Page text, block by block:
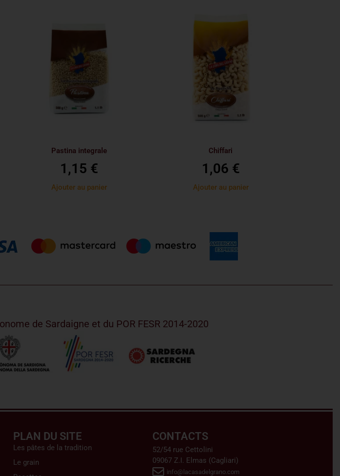
Pastina integrale
1,15 €
Ajouter au panier
Chiffari
1,06 €
Ajouter au panier
de Sardaigne et du POR FESR 2014-2020
PLAN DU SITE
Les pâtes de la tradition
Le grain
CONTACTS
52/54 rue Cettolini
09067 Z.I. Elmas (Cagliari)
info@lacasadelgrano.com